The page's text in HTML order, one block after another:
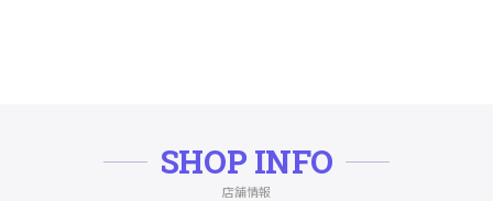
SHOP INFO
店舗情報